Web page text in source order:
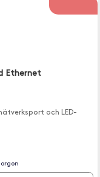
Ethernet
och LED-